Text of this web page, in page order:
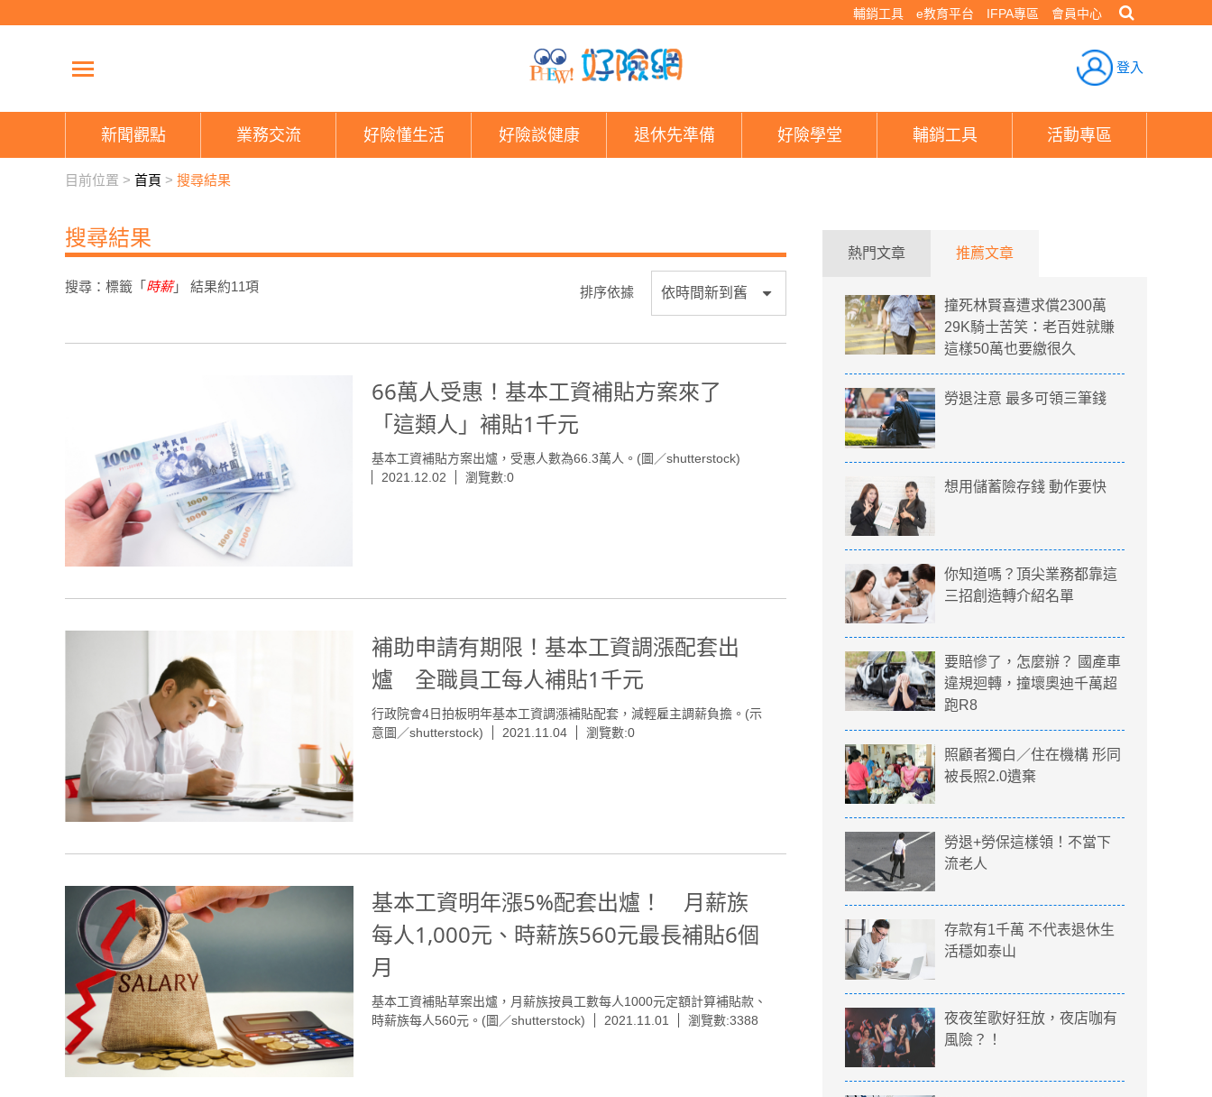
輔銷工具 e教育平台 IFPA專區 會員中心
登入
新聞觀點 業務交流 好險懂生活 好險談健康 退休先準備 好險學堂 輔銷工具 活動專區
目前位置 > 首頁 > 搜尋結果
搜尋結果
搜尋：標籤「 時薪」 結果約11項 排序依據
66萬人受惠！基本工資補貼方案來了
「這類人」補貼1千元
基本工資補貼方案出爐，受惠人數為66.3萬人。(圖／shutterstock)
2021.12.02
瀏覽數:0
補助申請有期限！基本工資調漲配套出
爐 全職員工每人補貼1千元
行政院會4日拍板明年基本工資調漲補貼配套，減輕雇主調薪負擔。(示
意圖／shutterstock)
2021.11.04 瀏覽數:0
基本工資明年漲5%配套出爐！ 月薪族
每人1,000元、時薪族560元最長補貼6個
月
基本工資補貼草案出爐，月薪族按員工數每人1000元定額計算補貼款、
時薪族每人560元。(圖／shutterstock)
2021.11.01 瀏覽數:3388
熱門文章 推薦文章
撞死林賢喜遭求償2300萬
29K騎士苦笑：老百姓就賺
這樣50萬也要繳很久
勞退注意 最多可領三筆錢
想用儲蓄險存錢 動作要快
你知道嗎？頂尖業務都靠這
三招創造轉介紹名單
要賠慘了，怎麼辦？ 國產車
違規迴轉，撞壞奧迪千萬超
跑R8
照顧者獨白／住在機構 形同
被長照2.0遺棄
勞退+勞保這樣領！不當下
流老人
存款有1千萬 不代表退休生
活穩如泰山
夜夜笙歌好狂放，夜店咖有
風險？！